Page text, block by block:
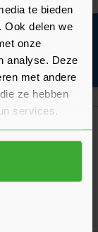
te bieden
Ook delen we
onze
analyse. Deze
met andere
ze hebben
services.
Wij
Lees
leggen uit hoe